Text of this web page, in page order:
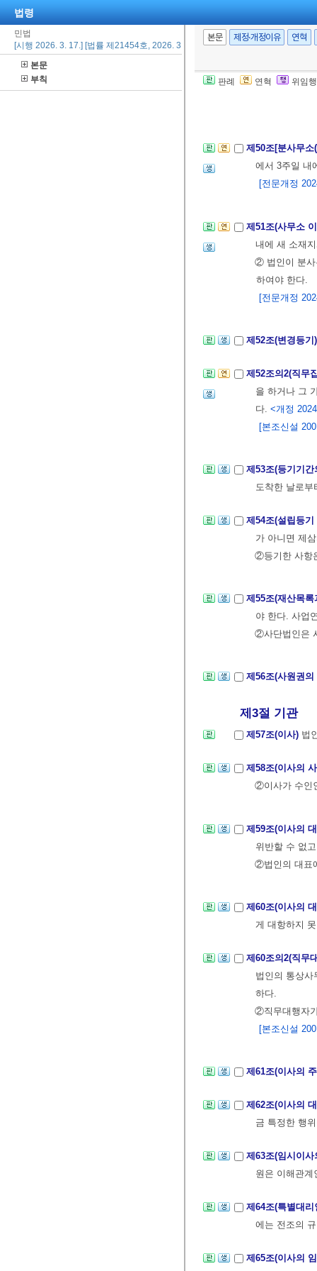
법령
민법
[시행 2026. 3. 17.] [법률 제21454호, 2026. 3. 17., 일부개정]
본문
부칙
본문 제정·개정이유 연혁
판례 연혁 위임
5. 존립시기나
7. 출자의 방
8. 이사의 성
제50조[분사무
에서 3주일 내
[전문개정
제51조(사무소
내에 새 소재
② 법인이 분사
하여야 한다.
[전문개정
제52조(변경등
제52조의2(직무
을 하거나 그
다. <개정
[본조신설
제53조(등기기
도착한 날로부
제54조(설립등
가 아니면 제
②등기한 사항
제55조(재산목
야 한다. 사업
②사단법인은
제56조(사원권
제3절 기관
제57조(이사) 법
제58조(이사의
②이사가 수인
제59조(이사의
위반할 수 없
②법인의 대표
제60조(이사의
게 대항하지
제60조의2(직무
법인의 통상
하다.
②직무대행자
[본조신설
제61조(이사의
제62조(이사의
금 특정한 행
제63조(임시이
원은 이해관
제64조(특별대
에는 전조의
제65조(이사의